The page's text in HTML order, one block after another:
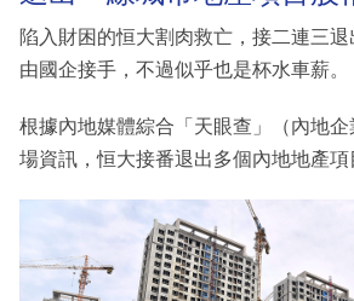
陷入財困的恒大割肉救亡，接二連三
由國企接手，不過似乎也是杯水車薪。
根據內地媒體綜合「天眼查」（內地
場資訊，恒大接番退出多個內地地產項